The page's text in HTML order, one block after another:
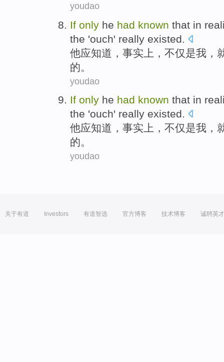
youdao
If only he had known that in
the 'ouch' really existed
他应知道 ， 事实上 ， 不仅是我 ，
的。
youdao
If only he had known that in
the 'ouch' really existed.
他应知道 ， 事实上 ， 不仅是我 ，
的。
youdao
关于有道 Investors 有道智选 官方博客 技术博客 诚聘英才